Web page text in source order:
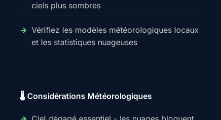
ciels plus sombres
Vérifiez les modèles météorologiques locaux
et les statistiques nuageuses
🌡️ Considérations Météorologiques